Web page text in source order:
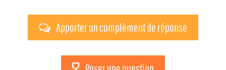
Apporter un complèment de réponse